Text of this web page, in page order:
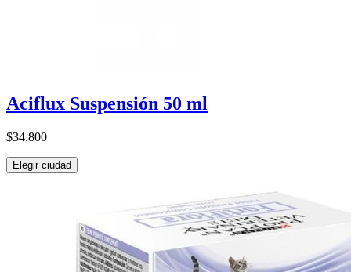
Aciflux Suspensión 50 ml
$34.800
Elegir ciudad